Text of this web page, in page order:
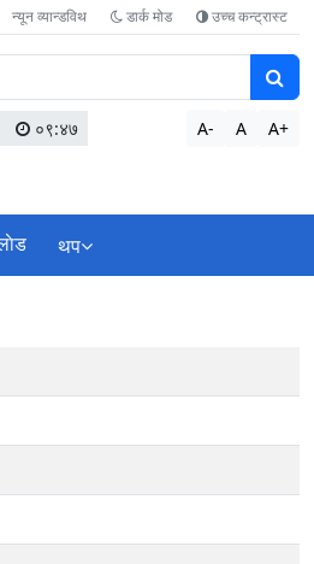
न्यून व्यान्डविथ डार्क मोड उच्च कन्ट्रास्ट
०९:४७ A- A A+
थप